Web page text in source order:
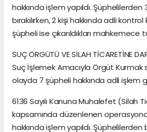
hakkında işlem yapıldı.
bırakılırken, 2 kişi hakkında adli
şüpheli ise çıkarıldıkları mahkemece
SUÇ ÖRGÜTÜ VE SİLAH TİCARETİNE
Suç İşlemek Amacıyla Örgüt Kurmak
olayda 7 şüpheli hakkında adli işlem
6136 Sayılı Kanuna Muhalefet (Silah
kapsamında düzenlenen
hakkında işlem yapıldı. Şüphelilerden